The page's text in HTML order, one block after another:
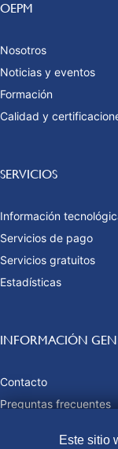
OEPM
Nosotros
Noticias y eventos
Formación
Calidad y
SERVICIOS
Información
Servicios de pago
Servicios gratuitos
Estadísticas
INFORMACIÓN
Contacto
Preguntas frecuentes
Este sitio